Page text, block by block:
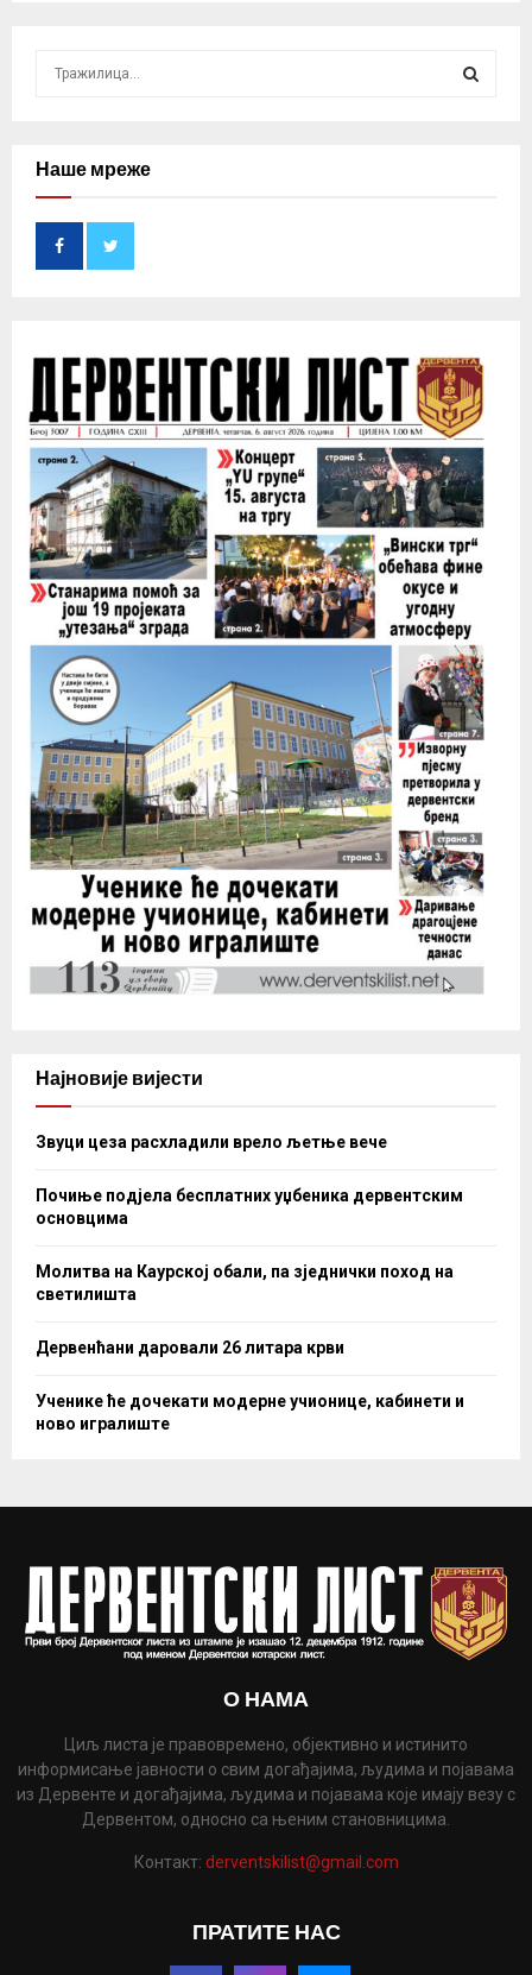
c
H
Наше мреже
Најновије вијести
Звуци цеза расхладили врело љетње вече
Почиње подјела бесплатних уџбеника дервентским
основцима
Молитва на Каурској обали, па зједнички поход на
светилишта
Дервенћани даровали 26 литара крви
Ученике ће дочекати модерне учионице, кабинети и
ново игралиште
О НАМА
Циљ листа је правовремено, објективно и истинито
информисање јавности о свим догађајима, људима и појавама
из Дервенте и догађајима, људима и појавама које имају везу с
Дервентом, односно са њеним становницима.
Контакт: derventskilist@gmail.com
ПРАТИТЕ НАС